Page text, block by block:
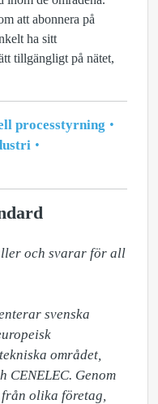
att abonnera på
ha sitt
tillgängligt på nätet,
processtyrning
och svarar för all
svenska
området,
CENELEC. Genom
olika företag,